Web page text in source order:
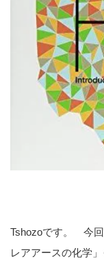
Tshozoです。 今
レアアースの化学